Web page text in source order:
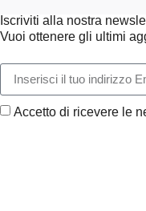
Iscriviti alla nostra
Vuoi ottenere gli ultimi
Accetto di ricevere le